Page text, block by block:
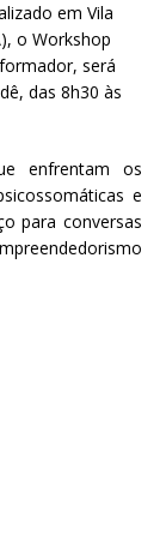
em Vila
o Workshop
será
das 8h30 às
enfrentam os
e
para conversas